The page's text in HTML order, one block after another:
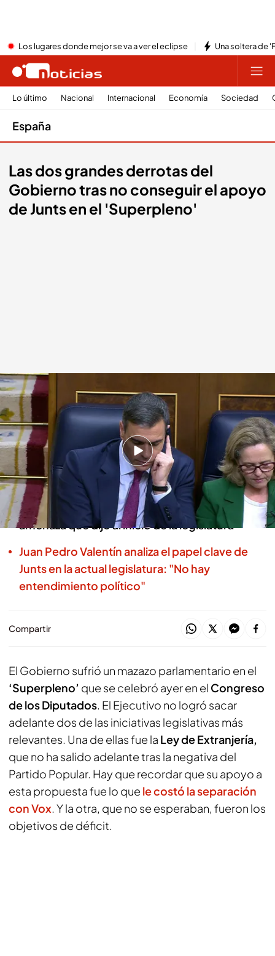
Los lugares donde mejor se va a ver el eclipse Una soltera de
Lo último Nacional Internacional Economía Sociedad
España
Las dos grandes derrotas del
Gobierno tras no conseguir el apoyo
de Junts en el 'Superpleno'
Las medidas aprobadas en el 'Superpleno' en el Congreso
Redacción digital Noticias Cuatro
24 JUL 2024 - 17:06h.
Junts abandonó a Pedro Sánchez por sorpresa
en la aprobación de la senda del déficit
El partido de Carles Puigdemont cumplió la
amenaza que dijo al inicio de la legislatura
Juan Pedro Valentín analiza el papel clave de
Junts en la actual legislatura: "No hay
entendimiento político"
Compartir
El Gobierno sufrió un mazazo parlamentario en el
‘Superpleno’ que se celebró ayer en el Congreso
de los Diputados. El Ejecutivo no logró sacar
adelante dos de las iniciativas legislativas más
relevantes. Una de ellas fue la Ley de Extranjería,
que no ha salido adelante tras la negativa del
Partido Popular. Hay que recordar que su apoyo a
esta propuesta fue lo que le costó la separación
con Vox. Y la otra, que no se esperaban, fueron los
objetivos de déficit.